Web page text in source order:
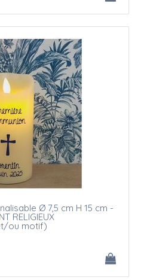
Ø 7,5 cm H 15 cm -
RELIGIEUX
ou motif)